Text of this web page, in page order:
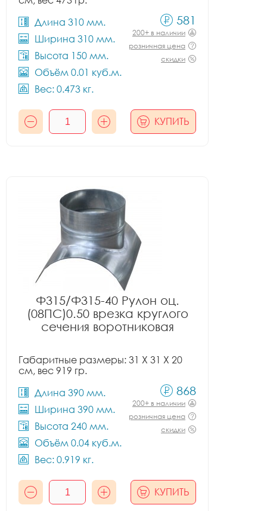
Длина 310 мм.
Ширина 310 мм.
Высота 150 мм.
Объём 0.01 куб.м.
Вес: 0.473 кг.
581
200+ в наличии
розничная цена
скидки
КУПИТЬ
Ф315/Ф315-40 Рулон оц.
(08ПС)0.50 врезка круглого
сечения воротниковая
Габаритные размеры: 31 X 31 X 20
см, вес 919 гр.
Длина 390 мм.
Ширина 390 мм.
Высота 240 мм.
Объём 0.04 куб.м.
Вес: 0.919 кг.
868
200+ в наличии
розничная цена
скидки
КУПИТЬ